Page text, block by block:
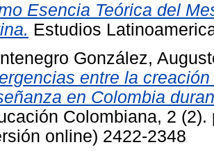
Esencia Teórica del
Estudios
González,
entre la
en Colombia
Colombiana, 2
online) 2422-2348